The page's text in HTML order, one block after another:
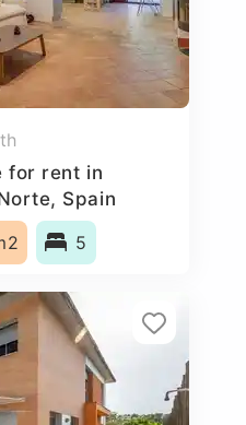
for rent in
Spain
5